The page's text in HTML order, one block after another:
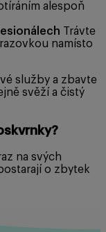
alespoň
Trávte
namísto
služby a zbavte
svěží a čistý
na svých
o zbytek